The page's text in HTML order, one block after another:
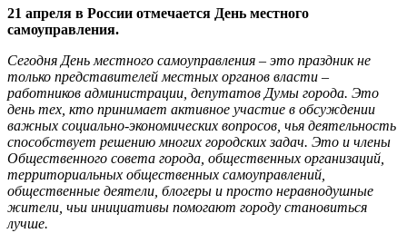
21 апреля в России отмечается День местного
самоуправления.
Сегодня День местного самоуправления – это праздник не
только представителей местных органов власти –
работников администрации, депутатов Думы города. Это
день тех, кто принимает активное участие в обсуждении
важных социально-экономических вопросов, чья деятельность
способствует решению многих городских задач. Это и члены
Общественного совета города, общественных организаций,
территориальных общественных самоуправлений,
общественные деятели, блогеры и просто неравнодушные
жители, чьи инициативы помогают городу становиться
лучше.